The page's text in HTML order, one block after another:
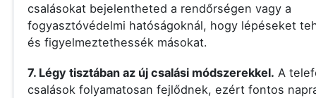
csalásokat bejelentheted a rendőrségen vagy a
fogyasztóvédelmi hatóságoknál, hogy lépéseket
és figyelmeztethessék másokat.
7. Légy tisztában az új csalási módszerekkel. A
csalások folyamatosan fejlődnek, ezért fontos